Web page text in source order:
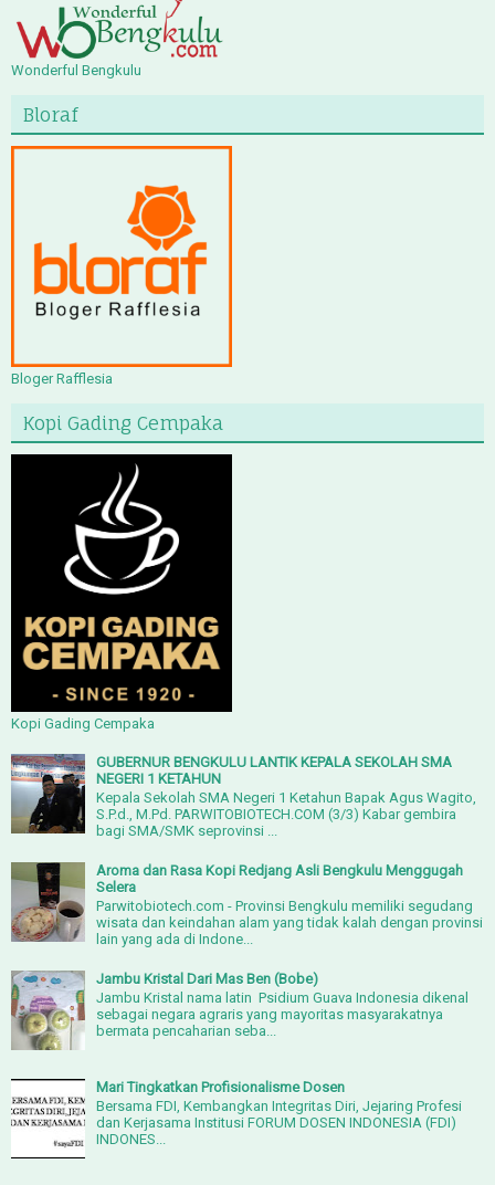
Wonderful Bengkulu
Bloraf
Bloger Rafflesia
Kopi Gading Cempaka
Kopi Gading Cempaka
GUBERNUR BENGKULU LANTIK KEPALA SEKOLAH SMA
NEGERI 1 KETAHUN
Kepala Sekolah SMA Negeri 1 Ketahun Bapak Agus Wagito,
S.P.d., M.Pd. PARWITOBIOTECH.COM (3/3) Kabar gembira
bagi SMA/SMK seprovinsi ...
Aroma dan Rasa Kopi Redjang Asli Bengkulu Menggugah
Selera
Parwitobiotech.com - Provinsi Bengkulu memiliki segudang
wisata dan keindahan alam yang tidak kalah dengan provinsi
lain yang ada di Indone...
Jambu Kristal Dari Mas Ben (Bobe)
Jambu Kristal nama latin Psidium Guava Indonesia dikenal
sebagai negara agraris yang mayoritas masyarakatnya
bermata pencaharian seba...
Mari Tingkatkan Profisionalisme Dosen
Bersama FDI, Kembangkan Integritas Diri, Jejaring Profesi
dan Kerjasama Institusi FORUM DOSEN INDONESIA (FDI)
INDONES...